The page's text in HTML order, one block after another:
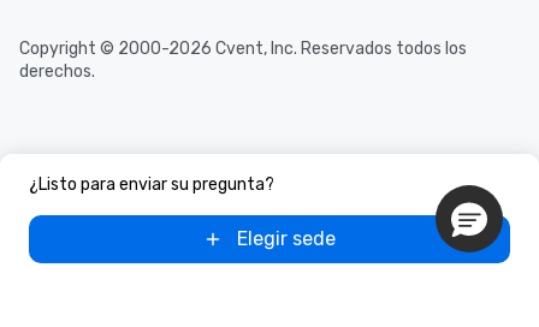
¿Listo para enviar su pregunta?
Elegir sede
Copyright © 2000-2026 Cvent, Inc. Reservados todos los
derechos.